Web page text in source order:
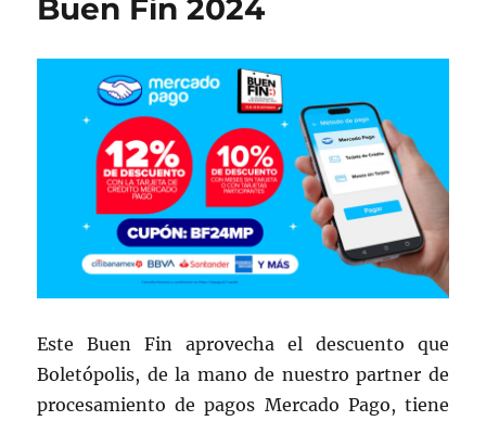
Buen Fin 2024
Este Buen Fin aprovecha el descuento que
Boletópolis, de la mano de nuestro partner de
procesamiento de pagos Mercado Pago, tiene